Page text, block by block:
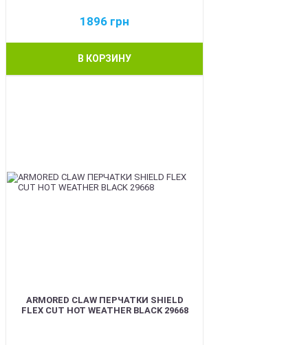
1896 грн
В КОРЗИНУ
ARMORED CLAW ПЕРЧАТКИ SHIELD
FLEX CUT HOT WEATHER BLACK 29668